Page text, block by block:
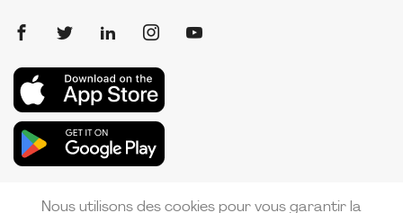
Nous utilisons des cookies pour vous garantir la